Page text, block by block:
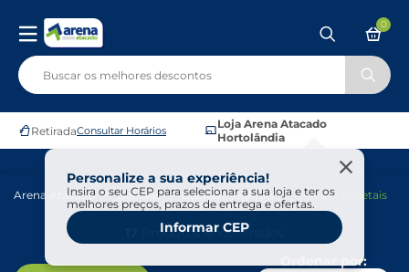
RetiradaConsultar Horários
Loja Arena Atacado
Hortolândia
Personalize a sua experiência!
Insira o seu CEP para selecionar a sua loja e ter os
melhores preços, prazos de entrega e ofertas.
Informar CEP
0
Arena Atacado Bebidas Bebidas Vegetais Bebidas Vegetais
Produtos encontrados
Ordenar por: